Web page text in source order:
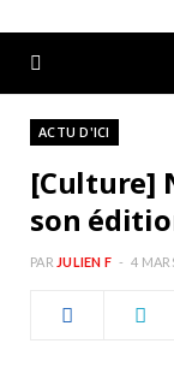
ACTU D'ICI
[Culture]
son
PAR JULIEN F 4